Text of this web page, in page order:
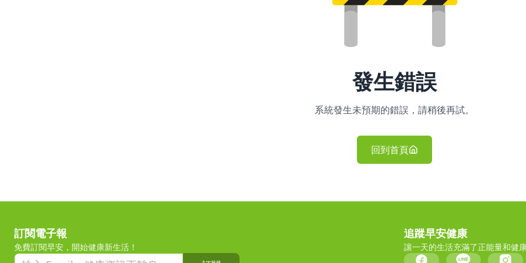
發生錯誤
系統發生未預期的錯誤，請稍後再試。
回到首頁
訂閱電子報
免費訂閱早安，開始健康新生活！
追蹤早安健康
讓一天的生活充滿了正能量和健